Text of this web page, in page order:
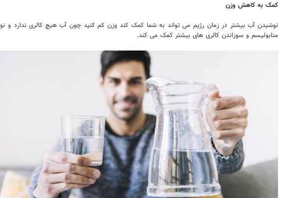
کمک به کاهش وزن
نوشیدن آب بیشتر در زمان رژیم می تواند به شما کمک کند وزن کم کنید چون آب هیچ کالری ندارد و
متابولیسم و سوزاندن کالری های بیشتر کمک می کند.